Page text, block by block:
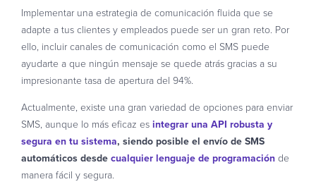
Implementar una estrategia de comunicación fluida que se
adapte a tus clientes y empleados puede ser un gran reto. Por
ello, incluir canales de comunicación como el SMS puede
ayudarte a que ningún mensaje se quede atrás gracias a su
impresionante tasa de apertura del 94%.
Actualmente, existe una gran variedad de opciones para enviar
SMS, aunque lo más eficaz es integrar una API robusta y
segura en tu sistema, siendo posible el envío de SMS
automáticos desde cualquier lenguaje de programación de
manera fácil y segura.